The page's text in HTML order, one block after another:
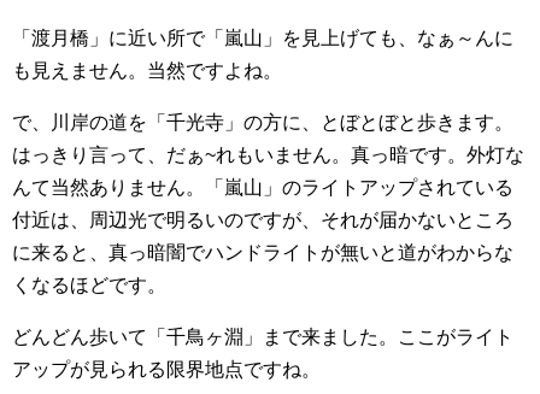
「渡月橋」に近い所で「嵐山」を見上げても、なぁ～んに
も見えません。当然ですよね。
で、川岸の道を「千光寺」の方に、とぼとぼと歩きます。
はっきり言って、だぁ~れもいません。真っ暗です。外灯な
んて当然ありません。「嵐山」のライトアップされている
付近は、周辺光で明るいのですが、それが届かないところ
に来ると、真っ暗闇でハンドライトが無いと道がわからな
くなるほどです。
どんどん歩いて「千鳥ヶ淵」まで来ました。ここがライト
アップが見られる限界地点ですね。